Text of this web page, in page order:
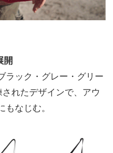
開
ラック・グレー・グリー
れたデザインで、アウ
もなじむ。